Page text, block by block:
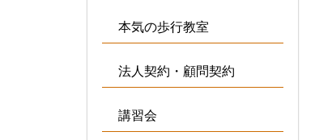
本気の歩行教室
法人契約・顧問契約
講習会